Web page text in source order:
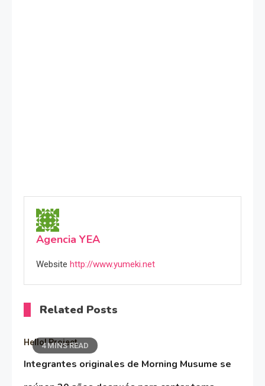
Agencia YEA
Website http://www.yumeki.net
Related Posts
4 MINS READ
Hello! Project
Integrantes originales de Morning Musume se